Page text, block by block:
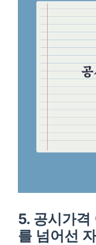
5. 공시가격
를 넘어선